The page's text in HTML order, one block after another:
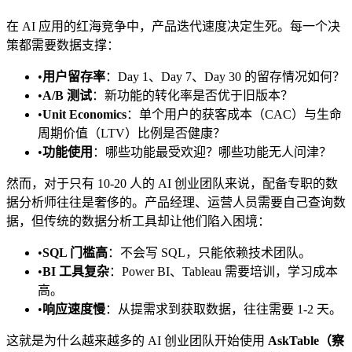
在 AI 应用的红海竞争中，产品迭代速度决定生死。每一个决
策都需要数据支撑：
•用户留存率：Day 1、Day 7、Day 30 的留存情况如何？
•A/B 测试：新功能的转化率是否优于旧版本？
•Unit Economics：单个用户的获客成本（CAC）与生命
周期价值（LTV）比例是否健康？
•功能使用 ：哪些功能最受欢迎？哪些功能无人问津？
然而，对于只有 10-20 人的 AI 创业团队来说，配备专职的数
据分析师往往是奢侈的。产品经理、运营人员需要自己查询数
据，但传统的数据分析工具却让他们陷入困境：
•SQL 门槛高：不会写 SQL，只能依赖技术团队。
•BI 工具复杂：Power BI、Tableau 需要培训，学习成本
高。
•响应速度慢：从提需求到获取数据，往往需要 1-2 天。
这就是为什么越来越多的 AI 创业团队开始使用 AskTable（察